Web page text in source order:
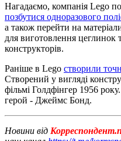
Нагадаємо, компанія Lego
позбутися одноразового
а також перейти на
для виготовлення цеглинок
конструкторів.
Раніше в Lego створили
Створений у вигляді
фільмі Голдфінгер 1956
герой - Джеймс Бонд.
Новини від